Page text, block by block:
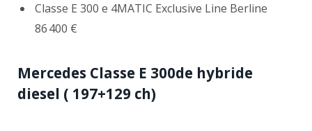
Classe E 300 e 4MATIC Exclusive Line Berline
86 400 €
Mercedes Classe E 300de hybride
diesel ( 197+129 ch)